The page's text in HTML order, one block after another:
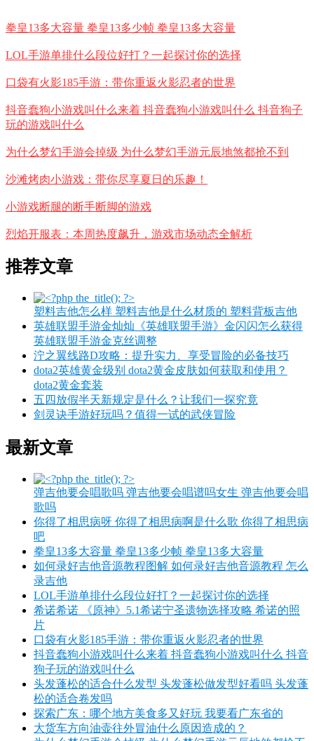
拳皇13多大容量 拳皇13多少帧 拳皇13多大容量
LOL手游单排什么段位好打？一起探讨你的选择
口袋有火影185手游：带你重返火影忍者的世界
抖音蠢狗小游戏叫什么来着 抖音蠢狗小游戏叫什么 抖音狗子
玩的游戏叫什么
为什么梦幻手游会掉级 为什么梦幻手游元辰地煞都抢不到
沙滩烤肉小游戏：带你尽享夏日的乐趣！
小游戏断腿的断手断脚的游戏
烈焰开服表：本周热度飙升，游戏市场动态全解析
推荐文章
塑料吉他怎么样 塑料吉他是什么材质的 塑料背板吉他
英雄联盟手游金灿灿《英雄联盟手游》金闪闪怎么获得
英雄联盟手游金克丝调整
泞之翼线路D攻略：提升实力、享受冒险的必备技巧
dota2英雄黄金级别 dota2黄金皮肤如何获取和使用？
dota2黄金套装
五四放假半天新规定是什么？让我们一探究竟
剑灵诀手游好玩吗？值得一试的武侠冒险
最新文章
弹吉他要会唱歌吗 弹吉他要会唱谱吗女生 弹吉他要会唱
歌吗
你得了相思病呀 你得了相思病啊是什么歌 你得了相思病
吧
拳皇13多大容量 拳皇13多少帧 拳皇13多大容量
如何录好吉他音源教程图解 如何录好吉他音源教程 怎么
录吉他
LOL手游单排什么段位好打？一起探讨你的选择
希诺希诺 《原神》5.1希诺宁圣遗物选择攻略 希诺的照
片
口袋有火影185手游：带你重返火影忍者的世界
抖音蠢狗小游戏叫什么来着 抖音蠢狗小游戏叫什么 抖音
狗子玩的游戏叫什么
头发蓬松的适合什么发型 头发蓬松做发型好看吗 头发蓬
松的适合卷发吗
探索广东：哪个地方美食多又好玩 我要看广东省的
大货车方向油壶往外冒油什么原因造成的？